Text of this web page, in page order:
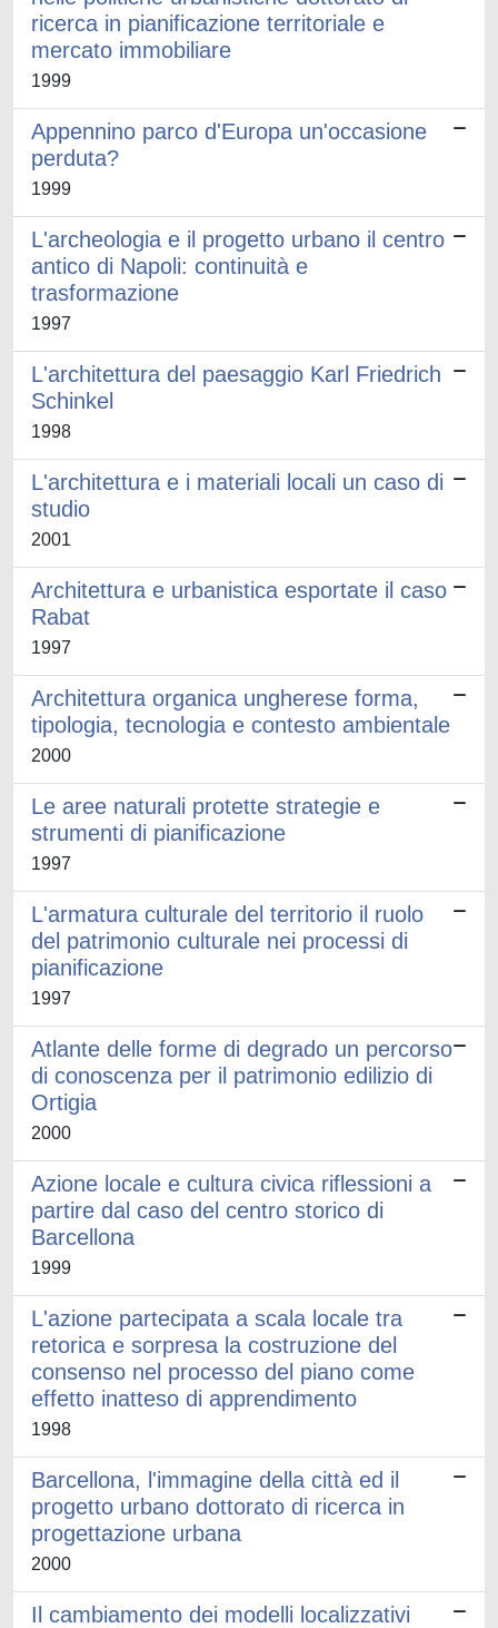
ricerca in pianificazione territoriale e
mercato immobiliare
1999
Appennino parco d'Europa un'occasione
perduta?
1999
L'archeologia e il progetto urbano il centro
antico di Napoli: continuità e
trasformazione
1997
L'architettura del paesaggio Karl Friedrich
Schinkel
1998
L'architettura e i materiali locali un caso di
studio
2001
Architettura e urbanistica esportate il caso
Rabat
1997
Architettura organica ungherese forma,
tipologia, tecnologia e contesto ambientale
2000
Le aree naturali protette strategie e
strumenti di pianificazione
1997
L'armatura culturale del territorio il ruolo
del patrimonio culturale nei processi di
pianificazione
1997
Atlante delle forme di degrado un percorso
di conoscenza per il patrimonio edilizio di
Ortigia
2000
Azione locale e cultura civica riflessioni a
partire dal caso del centro storico di
Barcellona
1999
L'azione partecipata a scala locale tra
retorica e sorpresa la costruzione del
consenso nel processo del piano come
effetto inatteso di apprendimento
1998
Barcellona, l'immagine della città ed il
progetto urbano dottorato di ricerca in
progettazione urbana
2000
Il cambiamento dei modelli localizzativi